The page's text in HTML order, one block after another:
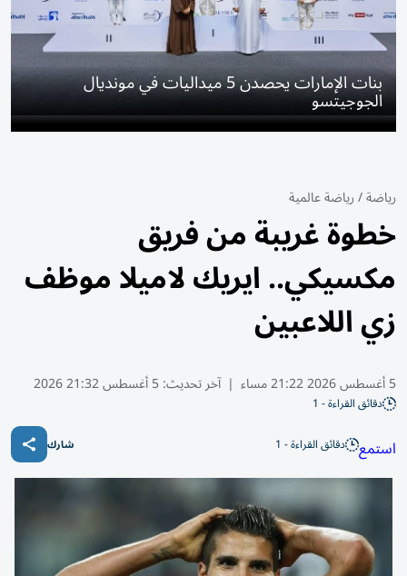
بنات الإمارات يحصدن 5 ميداليات في مونديال
الجوجيتسو
رياضة/رياضة عالمية
خطوة غريبة من فريق
مكسيكي.. ايريك لاميلا موظف
زي اللاعبين
5 أغسطس 2026 21:22 مساء | آخر تحديث:5 أغسطس 21:32 2026
دقائق القراءة - 1
استمع دقائق القراءة - 1 شارك